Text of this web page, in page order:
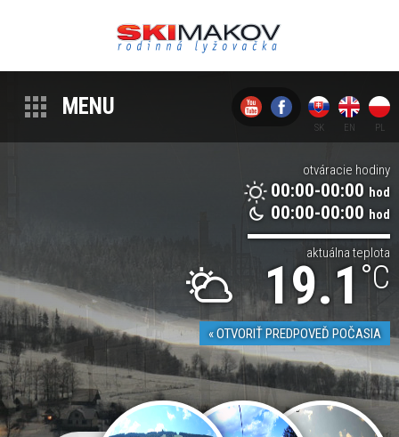
MENU
otváracie hodiny
00:00-00:00 hod
00:00-00:00 hod
aktuálna teplota
19.1 °C
« OTVORIŤ PREDPOVEĎ POČASIA